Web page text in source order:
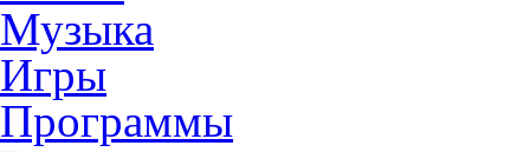
Музыка
Игры
Программы